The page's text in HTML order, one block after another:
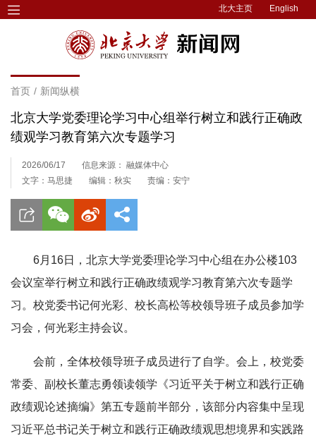
北大主页 English
首页 / 新闻纵横
北京大学党委理论学习中心组举行树立和践行正确政
绩观学习教育第六次专题学习
2026/06/17
信息来源： 融媒体中心
文字：马思捷
编辑：秋实 责编：安宁
6月16日，北京大学党委理论学习中心组在办公楼103
会议室举行树立和践行正确政绩观学习教育第六次专题学
习。校党委书记何光彩、校长高松等校领导班子成员参加学
习会，何光彩主持会议。
会前，全体校领导班子成员进行了自学。会上，校党委
常委、副校长董志勇领读领学《习近平关于树立和践行正确
政绩观论述摘编》第五专题前半部分，该部分内容集中呈现
习近平总书记关于树立和践行正确政绩观思想境界和实践路